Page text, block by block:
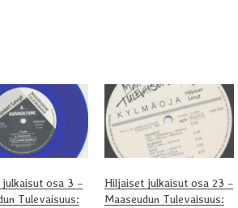
osa 3 –
Tulevaisuus:
Hiljaiset julkaisut osa 23 –
Maaseudun Tulevaisuus: